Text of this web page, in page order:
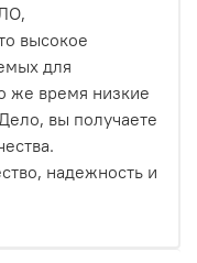
высокое
для
же время низкие
вы получаете
надежность и